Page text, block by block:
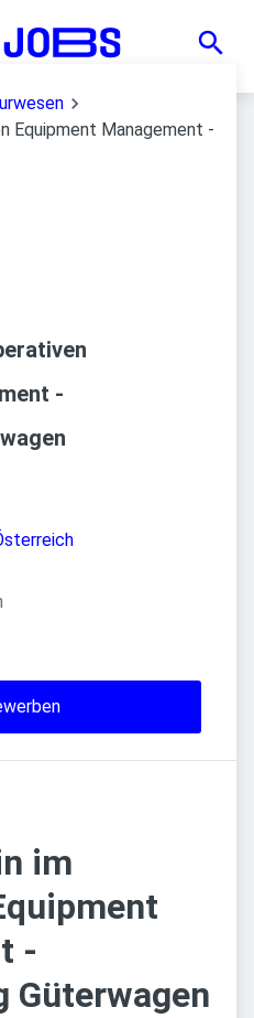
Equipment Management -
-
im
-
Güterwagen